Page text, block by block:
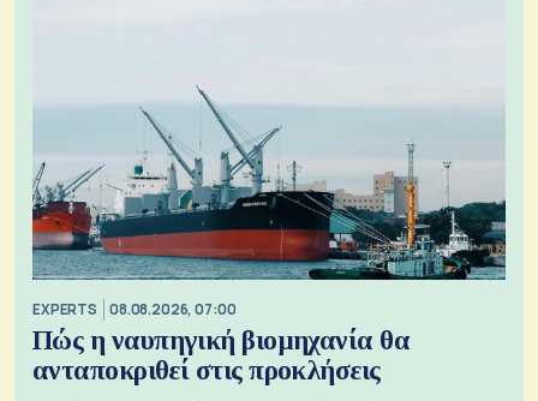
EXPERTS 08.08.2026, 07:00
Πώς η ναυπηγική βιομηχανία θα
ανταποκριθεί στις προκλήσεις